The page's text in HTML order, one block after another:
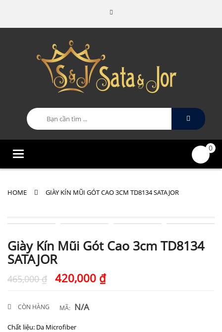
Categories
0
HOME GIÀY KÍN MŨI GÓT CAO 3CM TD8134 SATAJOR
Giày Kín Mũi Gót Cao 3cm TD8134
SATAJOR
465,000₫ 420,000 ₫
CÒN HÀNG MÃ: N/A
Chất liệu: Da Microfiber